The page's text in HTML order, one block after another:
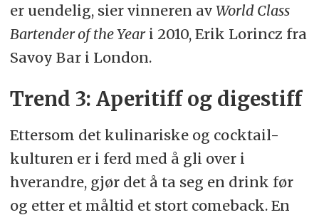
er uendelig, sier vinneren av World Class
Bartender of the Yeari 2010, Erik Lorincz fra
Savoy Bar i London.
Trend 3: Aperitiff og digestiff
Ettersom det kulinariske og cocktail-
kulturen er i ferd med å gli over i
hverandre, gjør det å ta seg en drink før
og etter et måltid et stort comeback. En